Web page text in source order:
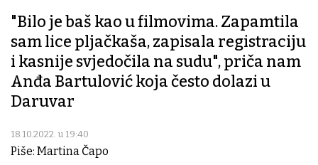
"Bilo je baš kao u filmovima. Zapamtila
sam lice pljačkaša, zapisala registraciju
i kasnije svjedočila na sudu", priča nam
Anđa Bartulović koja često dolazi u
Daruvar
18.10.2022. u 19:40
Piše: Martina Čapo